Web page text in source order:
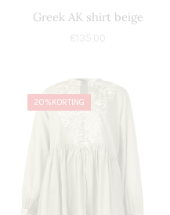
Greek AK shirt beige
€ 135,00
20%KORTING